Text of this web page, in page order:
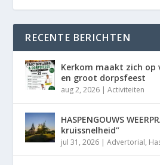
RECENTE BERICHTEN
Kerkom maakt zich
en groot dorpsfeest
aug 2, 2026 |Activiteiten
HASPENGOUWS
kruissnelheid”
jul 31, 2026 |Advertorial,